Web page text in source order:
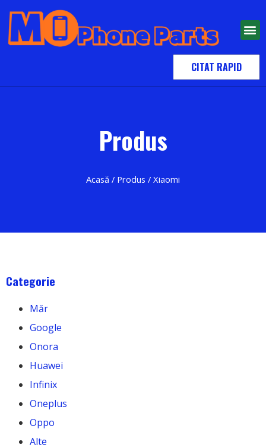
CITAT RAPID
Produs
Acasă / Produs / Xiaomi
Categorie
Măr
Google
Onora
Huawei
Infinix
Oneplus
Oppo
Alte